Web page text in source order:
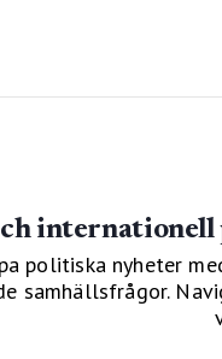
politiska nyheter
samhällsfrågor.